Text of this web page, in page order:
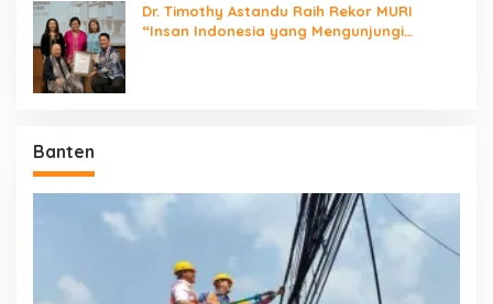
Dr. Timothy Astandu Raih Rekor MURI
“Insan Indonesia yang Mengunjungi
Banten